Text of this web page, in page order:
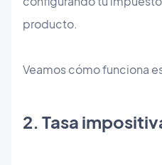
producto.
Veamos cómo funciona
​2. Tasa